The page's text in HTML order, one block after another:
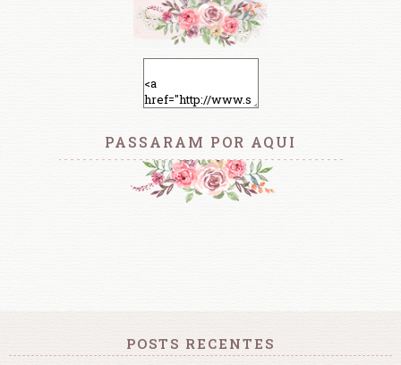
PASSARAM POR AQUI
POSTS RECENTES